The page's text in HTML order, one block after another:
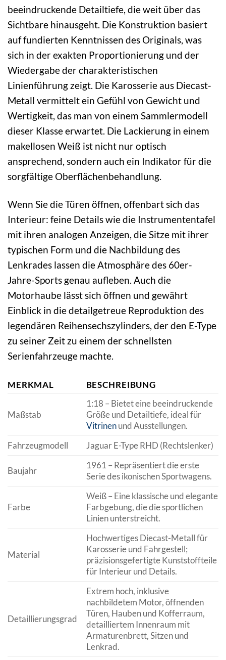
beeindruckende Detailtiefe, die weit über das
Sichtbare hinausgeht. Die Konstruktion basiert
auf fundierten Kenntnissen des Originals, was
sich in der exakten Proportionierung und der
Wiedergabe der charakteristischen
Linienführung zeigt. Die Karosserie aus Diecast-
Metall vermittelt ein Gefühl von Gewicht und
Wertigkeit, das man von einem Sammlermodell
dieser Klasse erwartet. Die Lackierung in einem
makellosen Weiß ist nicht nur optisch
ansprechend, sondern auch ein Indikator für die
sorgfältige Oberflächenbehandlung.
Wenn Sie die Türen öffnen, offenbart sich das
Interieur: feine Details wie die Instrumententafel
mit ihren analogen Anzeigen, die Sitze mit ihrer
typischen Form und die Nachbildung des
Lenkrades lassen die Atmosphäre des 60er-
Jahre-Sports genau aufleben. Auch die
Motorhaube lässt sich öffnen und gewährt
Einblick in die detailgetreue Reproduktion des
legendären Reihensechszylinders, der den E-Type
zu seiner Zeit zu einem der schnellsten
Serienfahrzeuge machte.
MERKMAL BESCHREIBUNG
Maßstab
1:18 – Bietet eine beeindruckende
Größe und Detailtiefe, ideal für
Vitrinenund Ausstellungen.
Fahrzeugmodell
Jaguar E-Type RHD (Rechtslenker)
Baujahr
1961 – Repräsentiert die erste
Serie des ikonischen Sportwagens.
Farbe
Weiß – Eine klassische und elegante
Farbgebung, die die sportlichen
Linien unterstreicht.
Material
Hochwertiges Diecast-Metall für
Karosserie und Fahrgestell;
präzisionsgefertigte Kunststoffteile
für Interieur und Details.
Detaillierungsgrad
Extrem hoch, inklusive
nachbildetem Motor, öffnenden
Türen, Hauben und Kofferraum,
detailliertem Innenraum mit
Armaturenbrett, Sitzen und
Lenkrad.